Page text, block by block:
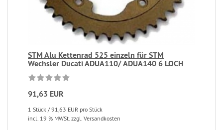
STM Alu Kettenrad 525 einzeln für STM
Wechsler Ducati ADUA110/ ADUA140 6 LOCH
91,63 EUR
1 Stück / 91,63 EUR pro Stück
incl. 19 % MWSt. zzgl. Versandkosten